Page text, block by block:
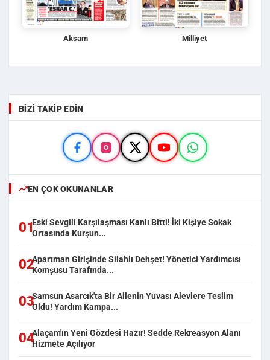
Aksam Milliyet
BIZI TAKIP EDIN
EN ÇOK OKUNANLAR
01Eski Sevgili Karşılaşması Kanlı Bitti! İki Kişiye Sokak
Ortasında Kurşun...
02Apartman Girişinde Silahlı Dehşet! Yönetici Yardımcısı
Komşusu Tarafında...
03Samsun Asarcık'ta Bir Ailenin Yuvası Alevlere Teslim
Oldu! Yardım Kampa...
04Alaçam'ın Yeni Gözdesi Hazır! Sedde Rekreasyon Alanı
Hizmete Açılıyor